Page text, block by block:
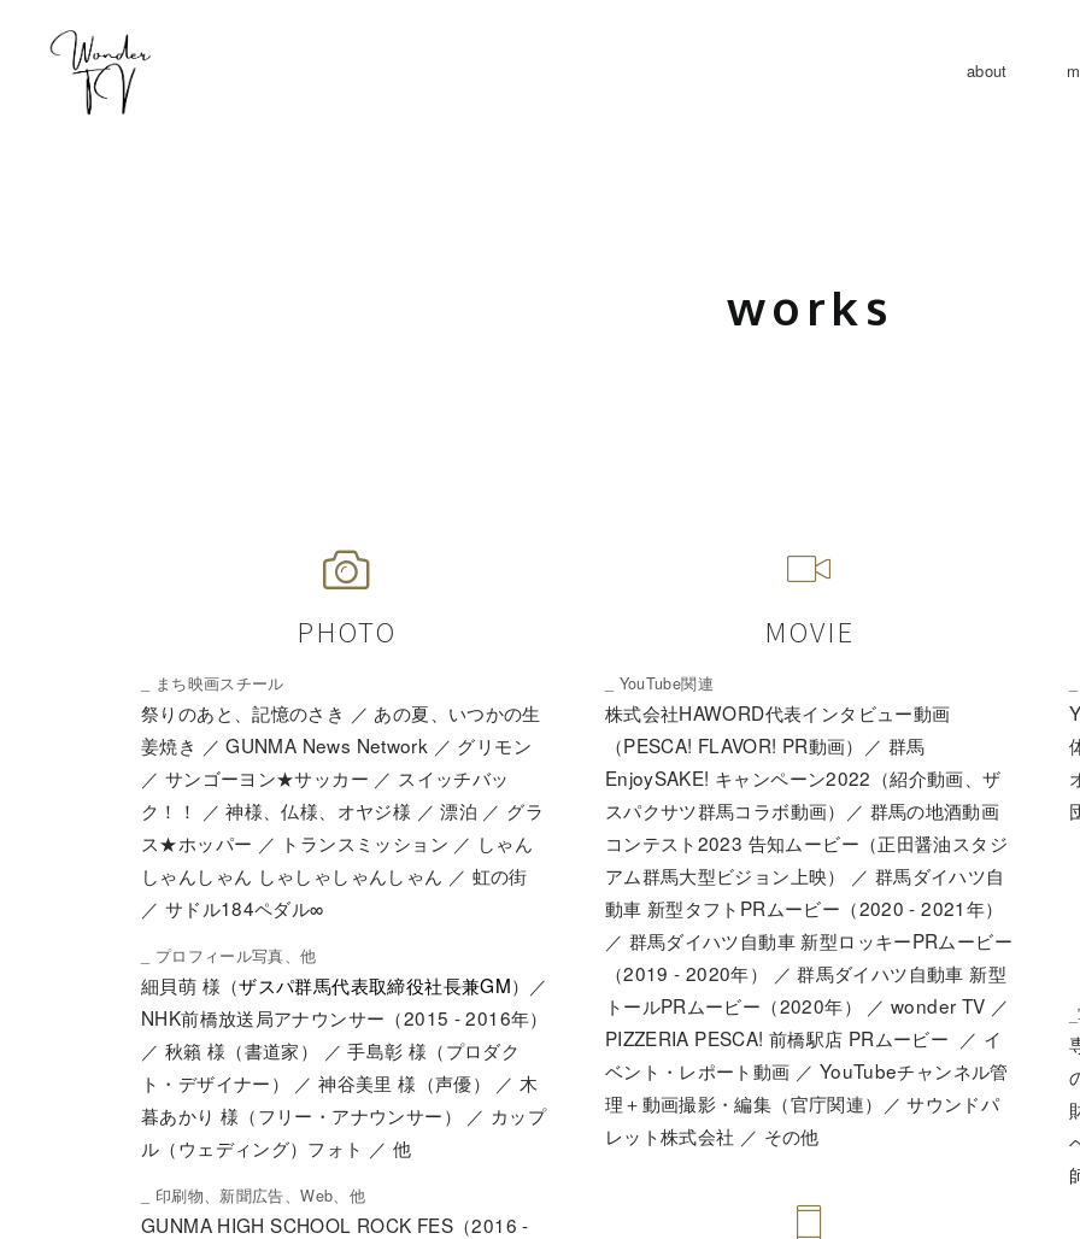
about
works
PHOTO
_ まち映画スチール
祭りのあと、記憶のさき ／ あの夏、いつかの生
姜焼き ／ GUNMA News Network ／ グリモン
／ サンゴーヨン★サッカー ／ スイッチバッ
ク！！ ／ 神様、仏様、オヤジ様 ／ 漂泊 ／ グラ
ス★ホッパー ／ トランスミッション ／ しゃん
しゃんしゃん しゃしゃしゃんしゃん ／ 虹の街
／ サドル184ペダル∞
_ プロフィール写真、他
細貝萌 様（ザスパ群馬代表取締役社長兼GM）／
NHK前橋放送局アナウンサー（2015 - 2016年）
／ 秋籟 様（書道家） ／ 手島彰 様（プロダク
ト・デザイナー） ／ 神谷美里 様（声優） ／ 木
暮あかり 様（フリー・アナウンサー） ／ カップ
ル（ウェディング）フォト ／ 他
_ 印刷物、新聞広告、Web、他
GUNMA HIGH SCHOOL ROCK FES（2016 -
MOVIE
_ YouTube関連
株式会社HAWORD代表インタビュー動画
（PESCA! FLAVOR! PR動画）／ 群馬
EnjoySAKE! キャンペーン2022（紹介動画、ザ
スパクサツ群馬コラボ動画）／ 群馬の地酒動画
コンテスト2023 告知ムービー（正田醤油スタジ
アム群馬大型ビジョン上映） ／ 群馬ダイハツ自
動車 新型タフトPRムービー（2020 - 2021年）
／ 群馬ダイハツ自動車 新型ロッキーPRムービー
（2019 - 2020年） ／ 群馬ダイハツ自動車 新型
トールPRムービー（2020年） ／ wonder TV ／
PIZZERIA PESCA! 前橋駅店 PRムービー ／ イ
ベント・レポート動画 ／ YouTubeチャンネル管
理＋動画撮影・編集（官庁関連）／ サウンドパ
レット株式会社 ／ その他